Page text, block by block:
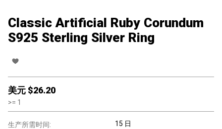
Classic Artificial Ruby Corundum
S925 Sterling Silver Ring
美元 $26.20
>= 1
生产所需时间: 15 日